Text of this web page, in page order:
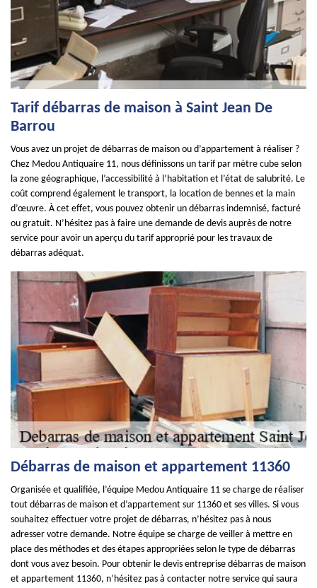
Tarif débarras de maison à Saint Jean De
Barrou
Vous avez un projet de débarras de maison ou d’appartement à réaliser ?
Chez Medou Antiquaire 11, nous définissons un tarif par mètre cube selon
la zone géographique, l’accessibilité à l’habitation et l’état de salubrité. Le
coût comprend également le transport, la location de bennes et la main
d’œuvre. À cet effet, vous pouvez obtenir un débarras indemnisé, facturé
ou gratuit. N’hésitez pas à faire une demande de devis auprès de notre
service pour avoir un aperçu du tarif approprié pour les travaux de
débarras adéquat.
Débarras de maison et appartement 11360
Organisée et qualifiée, l’équipe Medou Antiquaire 11 se charge de réaliser
tout débarras de maison et d’appartement sur 11360 et ses villes. Si vous
souhaitez effectuer votre projet de débarras, n’hésitez pas à nous
adresser votre demande. Notre équipe se charge de veiller à mettre en
place des méthodes et des étapes appropriées selon le type de débarras
dont vous avez besoin. Pour obtenir le devis entreprise débarras de maison
et appartement 11360, n’hésitez pas à contacter notre service qui saura